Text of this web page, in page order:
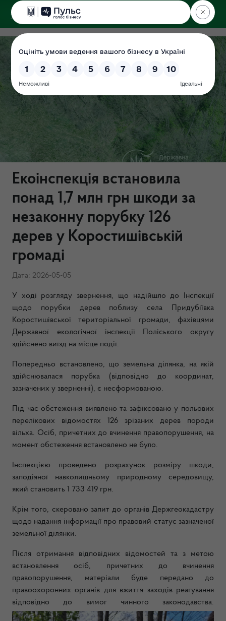
ДЕРЖЕКОІНСПЕКЦІЯ
Поліського округу
Екоінспекція встановила
понад 1,7 млн грн шкоди за
незаконну порубку 126
дерев у Коростишівській
громаді
Дата: 2026-05-05
У ході розгляду звернення, що надійшло до Інспекції
щодо порубки дерев поблизу села Придубіївка
Коростишівської територіальної громади, фахівцями
Державної екологічної інспекції Поліського округу
здійснено виїзд на місце події.
Попередньо встановлено, що земельна ділянка, на якій
здійснювалася порубка (відповідно до координат,
зазначених у зверненні), є несформованою.
Під час обстеження виявлено та зафіксовано у польових
перелікових відомостях 126 зрізаних дерев породи
вільха. Осіб, причетних до вчинення правопорушення, на
момент обстеження встановлено не було.
Інспекцією проведено розрахунок розміру шкоди,
заподіяної навколишньому природному середовищу,
який становить 1 733 419 грн.
Крім того, скеровано запит до органів Держгеокадастру
щодо надання інформації про правовий статус зазначеної
земельної ділянки.
Після отримання відповідних відомостей та з метою
встановлення осіб, причетних до вчинення
правопорушення, матеріали буде передано до
правоохоронних органів для вжиття заходів реагування
відповідно до вимог чинного законодавства.